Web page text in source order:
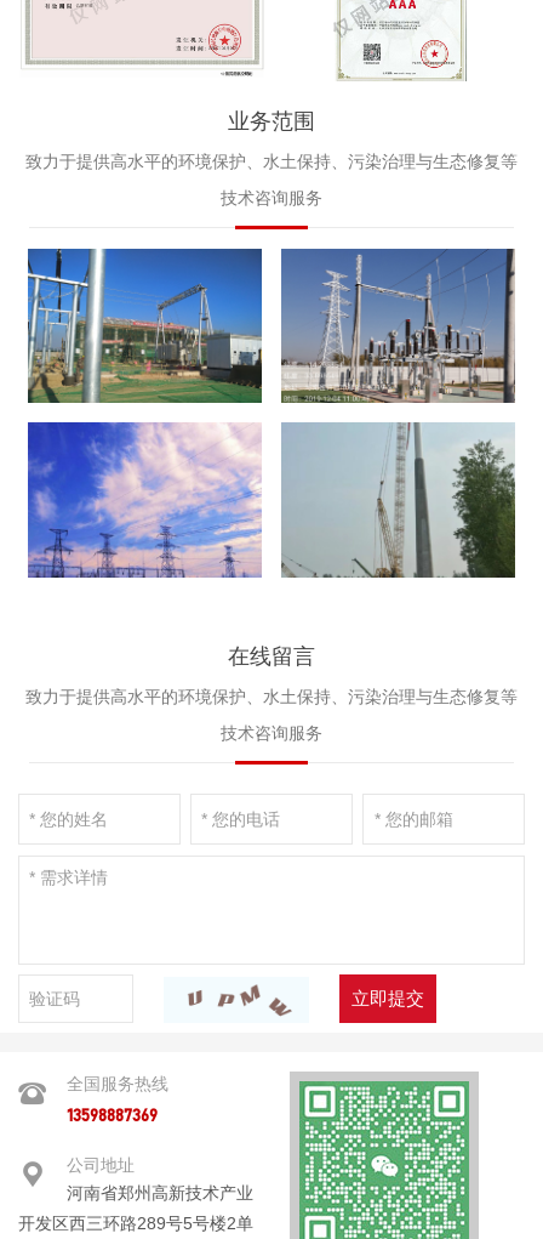
业务范围
致力于提供高水平的环境保护、水土保持、污染治理与生态修复等
技术咨询服务
水土保持验收
在线留言
致力于提供高水平的环境保护、水土保持、污染治理与生态修复等
技术咨询服务
立即提交
全国服务热线
13598887369
公司地址
河南省郑州高新技术产业
开发区西三环路289号5号楼2单